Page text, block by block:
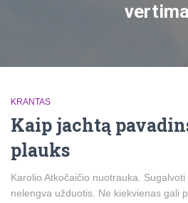
KRANTAS
Kaip jachtą
plauks
Karolio Atkočaičio nuotrauka.
nelengva užduotis. Ne kiekvienas gali